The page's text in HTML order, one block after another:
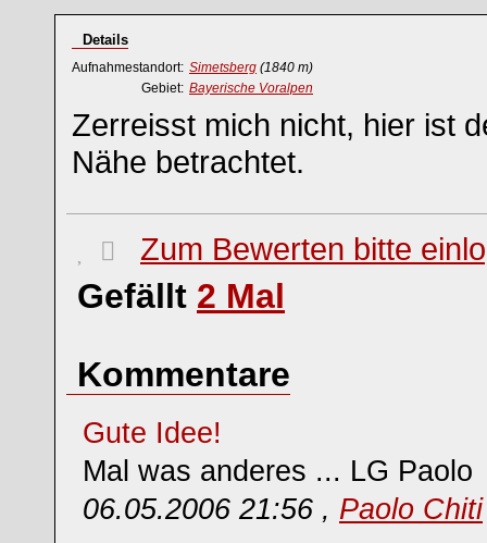
Details
Aufnahmestandort: Simetsberg (1840 m)
Gebiet: Bayerische Voralpen
Zerreisst mich nicht, hier ist
Nähe betrachtet.
Zum Bewerten bitte
Gefällt 2 Mal
Kommentare
Gute Idee!
Mal was anderes ... LG Paolo
06.05.2006 21:56 , Paolo Chiti